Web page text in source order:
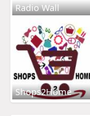
Radio Wall
Shops2Home